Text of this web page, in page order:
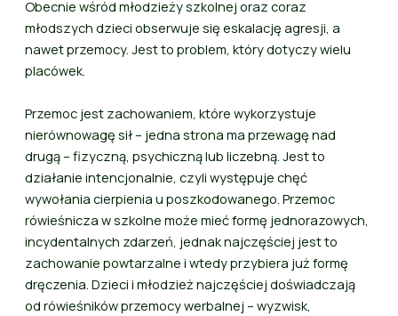
Obecnie wśród młodzieży szkolnej oraz coraz
młodszych dzieci obserwuje się eskalację agresji, a
nawet przemocy. Jest to problem, który dotyczy wielu
placówek.
Przemoc jest zachowaniem, które wykorzystuje
nierównowagę sił – jedna strona ma przewagę nad
drugą – fizyczną, psychiczną lub liczebną. Jest to
działanie intencjonalnie, czyli występuje chęć
wywołania cierpienia u poszkodowanego. Przemoc
rówieśnicza w szkolne może mieć formę jednorazowych,
incydentalnych zdarzeń, jednak najczęściej jest to
zachowanie powtarzalne i wtedy przybiera już formę
dręczenia. Dzieci i młodzież najczęściej doświadczają
od rówieśników przemocy werbalnej – wyzwisk,